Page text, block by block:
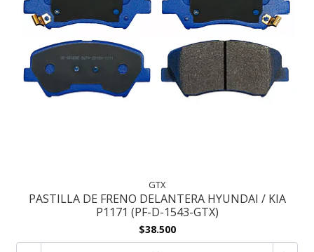
GTX
PASTILLA DE FRENO DELANTERA HYUNDAI / KIA
P1171 (PF-D-1543-GTX)
$38.500